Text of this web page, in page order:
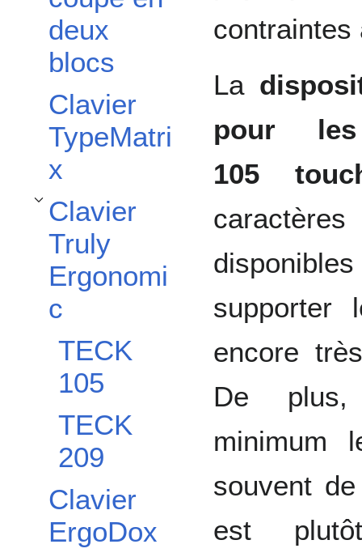
deux
blocs
Clavier
TypeMatri
x
Clavier
Truly
Ergonomi
c
Afficher / masquer la sous-section Clavier Truly Ergonomic
TECK
105
TECK
209
Clavier
ErgoDox
contraintes
La
pour les
105
supporter
encore
De plus,
minimum
souvent
est